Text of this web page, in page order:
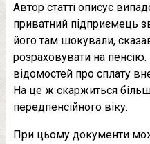
Автор статті описує
приватний підприємець
його там шокували,
розраховувати на
відомостей про сплату
На це ж скаржиться
передпенсійного віку.
При цьому документи